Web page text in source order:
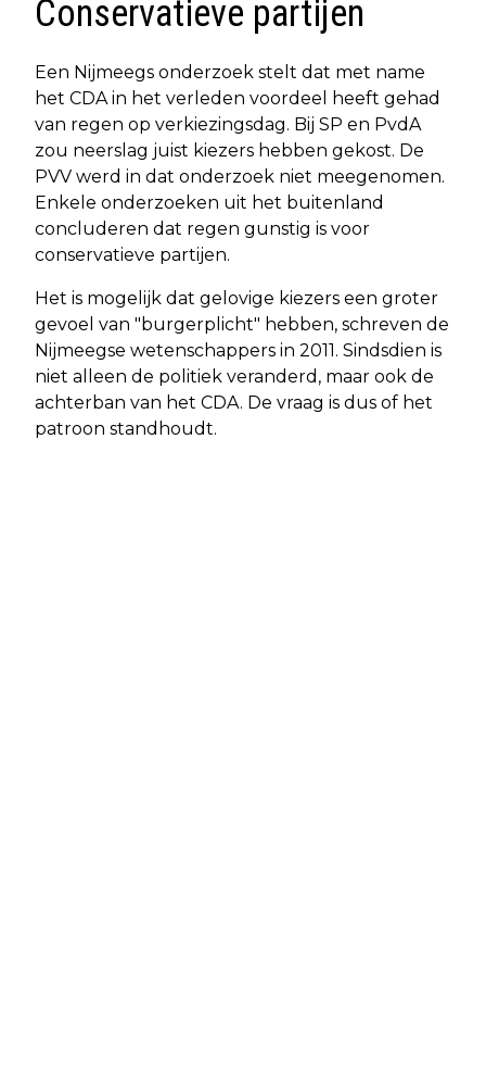
Conservatieve partijen
Een Nijmeegs onderzoek stelt dat met name
het CDA in het verleden voordeel heeft gehad
van regen op verkiezingsdag. Bij SP en PvdA
zou neerslag juist kiezers hebben gekost. De
PVV werd in dat onderzoek niet meegenomen.
Enkele onderzoeken uit het buitenland
concluderen dat regen gunstig is voor
conservatieve partijen.
Het is mogelijk dat gelovige kiezers een groter
gevoel van "burgerplicht" hebben, schreven de
Nijmeegse wetenschappers in 2011. Sindsdien is
niet alleen de politiek veranderd, maar ook de
achterban van het CDA. De vraag is dus of het
patroon standhoudt.